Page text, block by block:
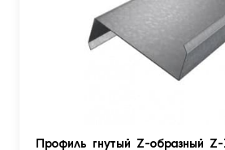
Профиль гнутый Z-образный